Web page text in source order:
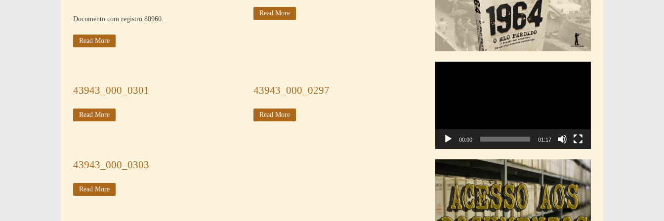
Documento com registro 80960.
Read More
Read More
43943_000_0301
Read More
43943_000_0297
Read More
43943_000_0303
Read More
00:00 01:17